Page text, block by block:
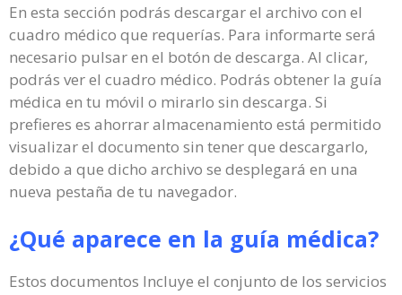
En esta sección podrás descargar el archivo con el
cuadro médico que requerías. Para informarte será
necesario pulsar en el botón de descarga. Al clicar,
podrás ver el cuadro médico. Podrás obtener la guía
médica en tu móvil o mirarlo sin descarga. Si
prefieres es ahorrar almacenamiento está permitido
visualizar el documento sin tener que descargarlo,
debido a que dicho archivo se desplegará en una
nueva pestaña de tu navegador.
¿Qué aparece en la guía médica?
Estos documentos Incluye el conjunto de los servicios